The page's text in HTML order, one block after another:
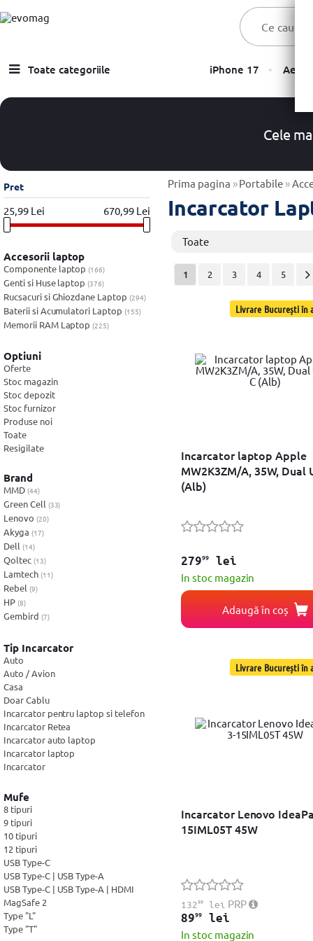
Toate categoriile
Laptopuri
Calculatoare - Sisteme PC
Electrocasnice
Imprimante
Foto & Video
Software
Retelistica
Ingrijire personala
Casa, Decoratiuni & Bricolaj
Birotica
Ceasuri
Servicii
iPhone 17 Aer
Cele
Prima pagina »Portabile »
Incarcator
Pret
25,99 Lei 670,99 Lei
Accesorii laptop
Componente laptop (166)
Genti si Huse laptop (376)
Rucsacuri si Ghiozdane Laptop (294)
Baterii si Acumulatori Laptop (155)
Memorii RAM Laptop (225)
Docking+Port Replicatoare
Tastaturi Laptop
Optiuni
Oferte
Stoc magazin
Stoc depozit
Stoc furnizor
Produse noi
Toate
Resigilate
Brand
MMD (44)
Green Cell (33)
Lenovo (20)
Akyga (17)
Dell (14)
Qoltec (13)
Lamtech (11)
Rebel (9)
HP (8)
Gembird (7)
Inter-Tech(6)
Hama
Trust (4)
ASUS
Kruger&Matz
Satechi(2)
CoolerMaster(2)
Spacer(2)
LogiLink(2)
ARUBA NETWORKS
Forcell
Thermaltake
Conceptronic
Miromoto
RaidSonic
Yesido(1)
ESPERANZA (1)
PORT Designs
Kemot(1)
Tracer(1)
Mitsu
Tip Incarcator
Auto
Auto / Avion
Casa
Doar Cablu
Incarcator pentru laptop si telefon
Incarcator Retea
Incarcator auto laptop
Incarcator laptop
Incarcator
Mufe
8 tipuri
9 tipuri
10 tipuri
12 tipuri
USB Type-C
USB Type-C | USB Type-A
USB Type-C | USB Type-A | HDMI
MagSafe 2
Type "L"
Type "T"
Toate
1 2 3 4 5
Livrare București în
Incarcator laptop Apple
MW2K3ZM/A, 35W, Dual
(Alb)
27999lei
In stoc magazin
Adaugă în coș
Livrare București în
Incarcator Lenovo
15IML05T 45W
13299lei PRP
8999lei
In stoc magazin